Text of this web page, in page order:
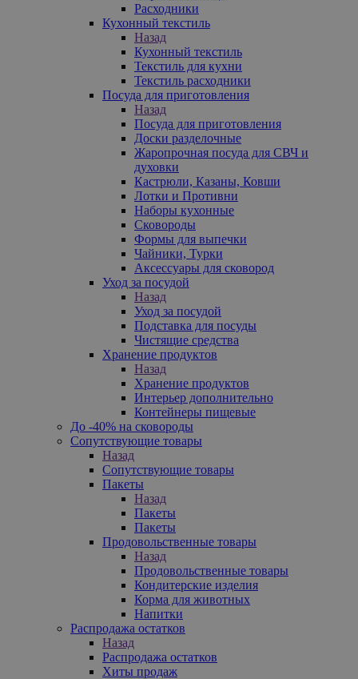
Расходники
Кухонный текстиль
Назад
Кухонный текстиль
Текстиль для кухни
Текстиль расходники
Посуда для приготовления
Назад
Посуда для приготовления
Доски разделочные
Жаропрочная посуда для СВЧ и
духовки
Кастрюли, Казаны, Ковши
Лотки и Противни
Наборы кухонные
Сковороды
Формы для выпечки
Чайники, Турки
Аксессуары для сковород
Уход за посудой
Назад
Уход за посудой
Подставка для посуды
Чистящие средства
Хранение продуктов
Назад
Хранение продуктов
Интерьер дополнительно
Контейнеры пищевые
До -40% на сковороды
Сопутствующие товары
Назад
Сопутствующие товары
Пакеты
Назад
Пакеты
Пакеты
Продовольственные товары
Назад
Продовольственные товары
Кондитерские изделия
Корма для животных
Напитки
Распродажа остатков
Назад
Распродажа остатков
Хиты продаж